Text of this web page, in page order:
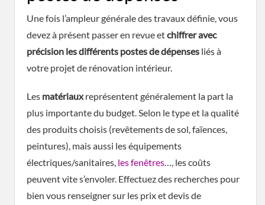
Une fois l’ampleur générale des travaux définie, vous
devez à présent passer en revue etchiffrer avec
précision les différents postes de dépenses liés à
votre projet de rénovation intérieur.
Les matériauxreprésentent généralement la part la
plus importante du budget. Selon le type et la qualité
des produits choisis (revêtements de sol, faïences,
peintures), mais aussi les équipements
électriques/sanitaires, les fenêtres …, les coûts
peuvent vite s’envoler. Effectuez des recherches pour
bien vous renseigner sur les prix et devis de